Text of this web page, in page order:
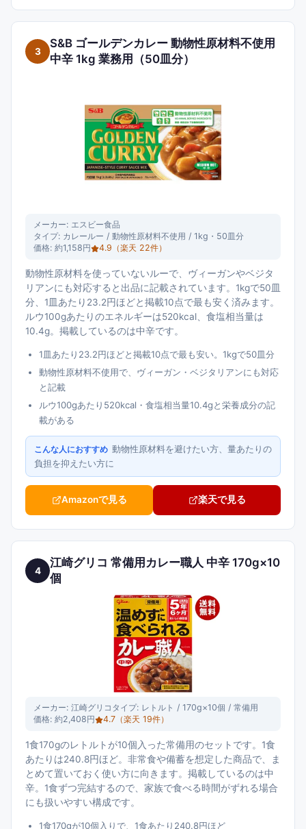
3
S&B ゴールデンカレー 動物性原材料不使用
中辛 1kg 業務用（50皿分）
メーカー: エスビー食品
タイプ: カレールー / 動物性原材料不使用 / 1kg・50皿分
価格: 約1,158円 4.9 （楽天 22件）
動物性原材料を使っていないルーで、ヴィーガンやベジタ
リアンにも対応すると出品に記載されています。1kgで50皿
分、1皿あたり23.2円ほどと掲載10点で最も安く済みます。
ルウ100gあたりのエネルギーは520kcal、食塩相当量は
10.4g。掲載しているのは中辛です。
1皿あたり23.2円ほどと掲載10点で最も安い。1kgで50皿分
動物性原材料不使用で、ヴィーガン・ベジタリアンにも対応
と記載
ルウ100gあたり520kcal・食塩相当量10.4gと栄養成分の記
載がある
こんな人におすすめ 動物性原材料を避けたい方、量あたりの
負担を抑えたい方に
Amazonで見る 楽天で見る
4
江崎グリコ 常備用カレー職人 中辛 170g×10
個
メーカー: 江崎グリコ タイプ: レトルト / 170g×10個 / 常備用
価格: 約2,408円 4.7 （楽天 19件）
1食170gのレトルトが10個入った常備用のセットです。1食
あたりは240.8円ほど。非常食や備蓄を想定した商品で、ま
とめて置いておく使い方に向きます。掲載しているのは中
辛。1食ずつ完結するので、家族で食べる時間がずれる場合
にも扱いやすい構成です。
1食170gが10個入りで、1食あたり240.8円ほど